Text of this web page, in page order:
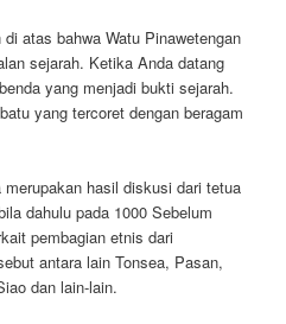
atas bahwa Watu Pinawetengan
sejarah. Ketika Anda datang
yang menjadi bukti sejarah.
yang tercoret dengan beragam
hasil diskusi dari tetua
dahulu pada 1000 Sebelum
pembagian etnis dari
antara lain Tonsea, Pasan,
dan lain-lain.